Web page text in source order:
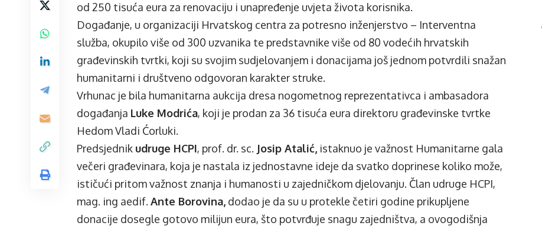
od 250 tisuća eura za renovaciju i unapređenje uvjeta života korisnika.
Događanje, u organizaciji Hrvatskog centra za potresno inženjerstvo – Interventna
služba, okupilo više od 300 uzvanika te predstavnike više od 80 vodećih hrvatskih
građevinskih tvrtki, koji su svojim sudjelovanjem i donacijama još jednom potvrdili snažan
humanitarni i društveno odgovoran karakter struke.
Vrhunac je bila humanitarna aukcija dresa nogometnog reprezentativca i ambasadora
događanja Luke Modrića, koji je prodan za 36 tisuća eura direktoru građevinske tvrtke
Hedom Vladi Ćorluki.
Predsjednik udruge HCPI, prof. dr. sc. Josip Atalić, istaknuo je važnost Humanitarne gala
večeri građevinara, koja je nastala iz jednostavne ideje da svatko doprinese koliko može,
ističući pritom važnost znanja i humanosti u zajedničkom djelovanju. Član udruge HCPI,
mag. ing aedif. Ante Borovina, dodao je da su u protekle četiri godine prikupljene
donacije dosegle gotovo milijun eura, što potvrđuje snagu zajedništva, a ovogodišnja